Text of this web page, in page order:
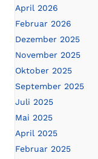
April 2026
Februar 2026
Dezember 2025
November 2025
Oktober 2025
September 2025
Juli 2025
Mai 2025
April 2025
Februar 2025